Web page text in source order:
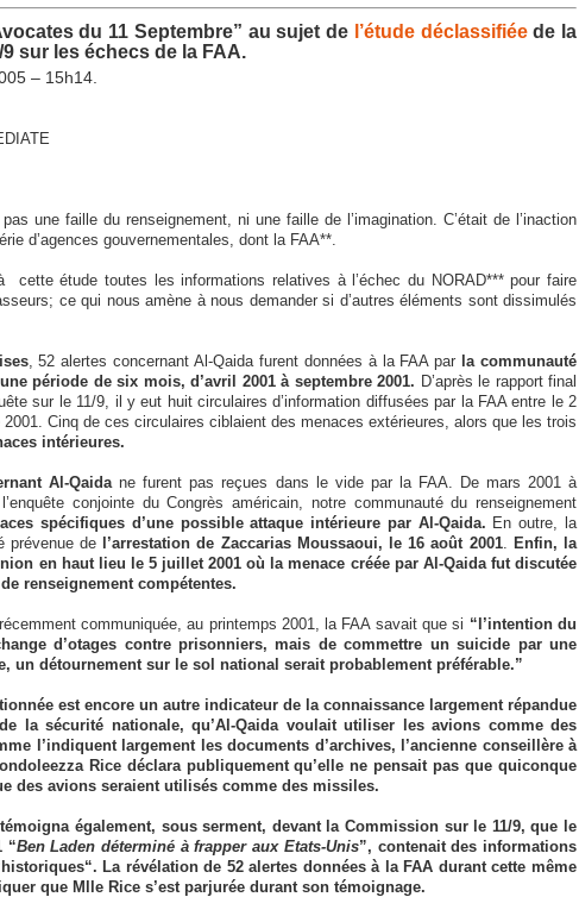
du 11 Septembre” au sujet de l’étude déclassifiéede la
sur les échecs de la FAA.
– 15h14.
une faille du renseignement, ni une faille de l’imagination. C’était de l’inaction
d’agences gouvernementales, dont la FAA**.
cette étude toutes les informations relatives à l’échec du NORAD*** pour faire
ce qui nous amène à nous demander si d’autres éléments sont dissimulés
, 52 alertes concernant Al-Qaida furent données à la FAA par la communauté
période de six mois, d’avril 2001 à septembre 2001. D’après le rapport final
sur le 11/9, il y eut huit circulaires d’information diffusées par la FAA entre le 2
Cinq de ces circulaires ciblaient des menaces extérieures, alors que les trois
intérieures.
Al-Qaidane furent pas reçues dans le vide par la FAA. De mars 2001 à
conjointe du Congrès américain, notre communauté du renseignement
spécifiques d’une possible attaque intérieure par Al-Qaida. En outre, la
prévenue de
l’arrestation de Zaccarias Moussaoui, le 16 août 2001. Enfin, la
en haut lieu le 5 juillet 2001 où la menace créée par Al-Qaida fut discutée
renseignement compétentes.
communiquée, au printemps 2001, la FAA savait que si “l’intention du
d’otages contre prisonniers, mais de commettre un suicide par une
un détournement sur le sol national serait probablement préférable.”
est encore un autre indicateur de la connaissance largement répandue
la sécurité nationale, qu’Al-Qaida voulait utiliser les avions comme des
l’indiquent largement les documents d’archives, l’ancienne conseillère à
Rice déclara publiquement qu’elle ne pensait pas que quiconque
des avions seraient utilisés comme des missiles.
également, sous serment, devant la Commission sur le 11/9, que le
“Ben Laden déterminé à frapper aux Etats-Unis”, contenait des informations
La révélation de 52 alertes données à la FAA durant cette même
que Mlle Rice s’est parjurée durant son témoignage.